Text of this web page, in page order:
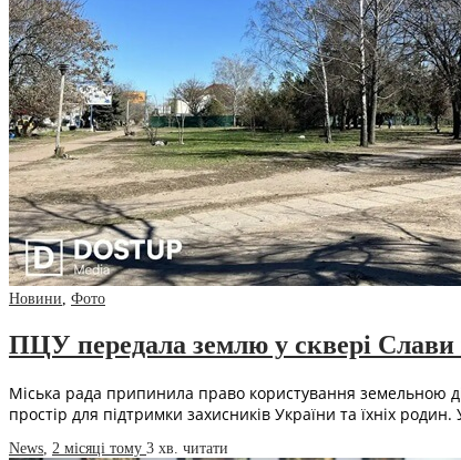
Новини, Фото
ПЦУ передала землю у сквері Слави
Міська рада припинила право користування земельною
простір для підтримки захисників України та їхніх
News, 2 місяці тому 3 хв. читати